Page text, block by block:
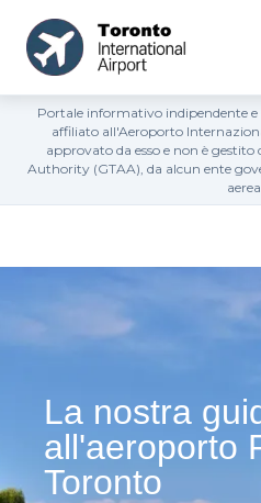
Portale informativo indipendente
affiliato all'Aeroporto
approvato da esso e non è
Authority (GTAA), da alcun ente
La nostra
all'aeroporto
Toronto